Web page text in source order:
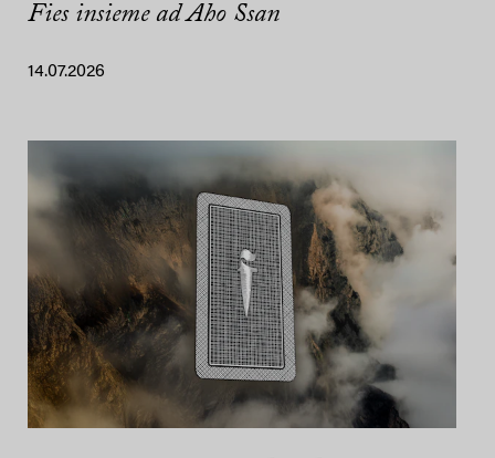
Fies insieme ad Aho Ssan
14.07.2026